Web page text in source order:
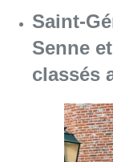
Saint-
Senne
classés